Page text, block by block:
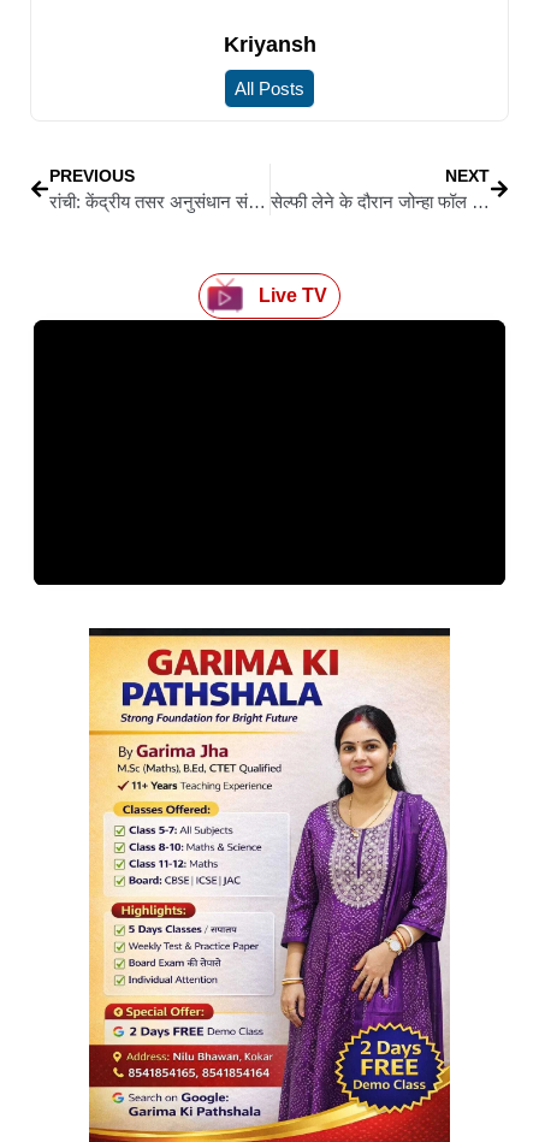
Kriyansh
All Posts
PREVIOUS
रांची: केंद्रीय तसर अनुसंधान संस्थान में राष्ट्रीय तसर कृषि मेला और स्थापना दिवस का भव्य आयोजन, वस्त्र मंत्री गिरिराज सिंह हुए शामिल
NEXT
सेल्फी लेने के दौरान जोन्हा फॉल में बहे डीपीएस स्कूल के शिक्षक, तलाश जारी
Live TV